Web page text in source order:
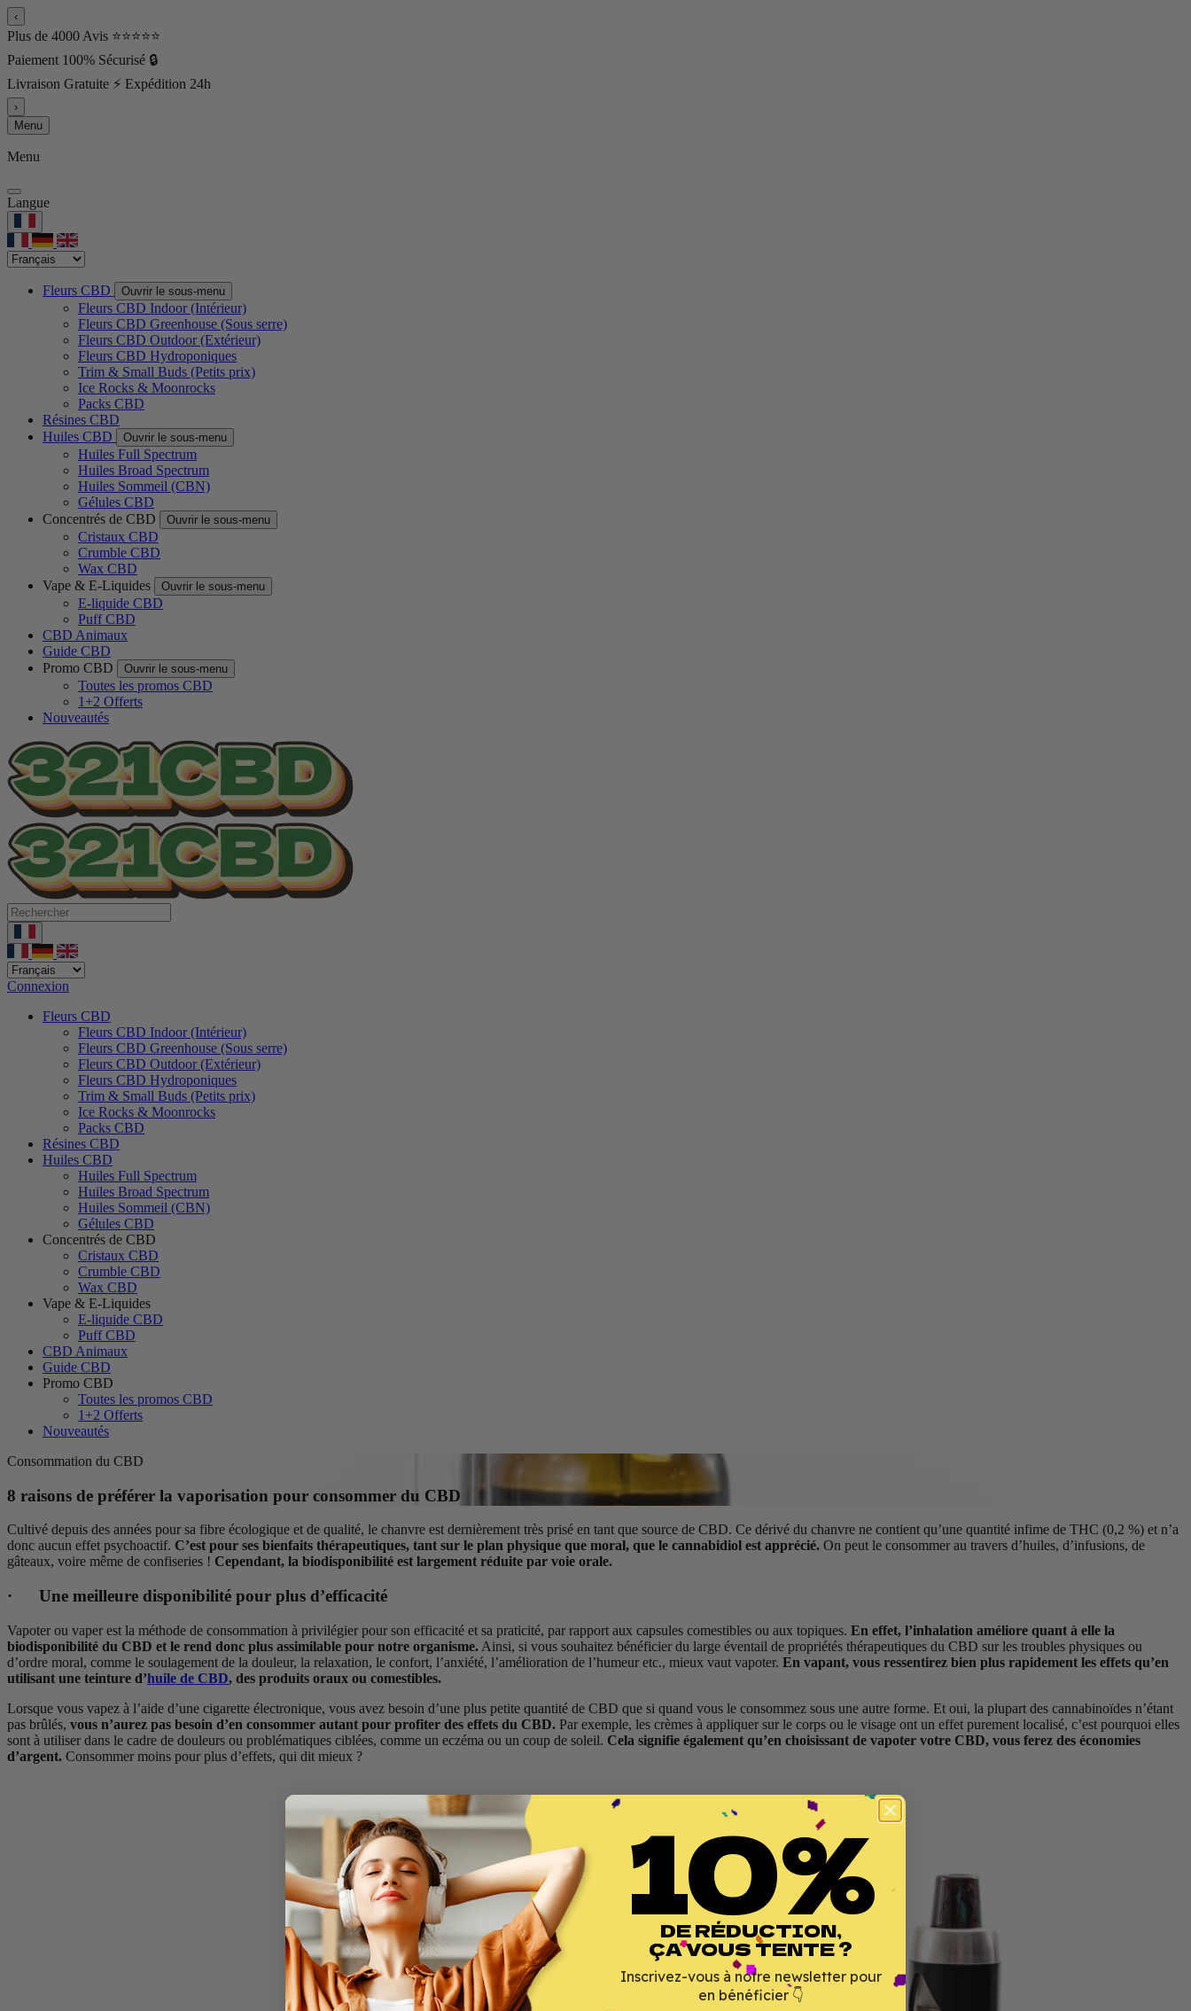
‹
Plus de 4000 Avis ⭐⭐⭐⭐⭐
Paiement 100% Sécurisé 🔒
Livraison Gratuite ⚡ Expédition 24h
›
Menu
Menu
Langue
Fleurs CBD Ouvrir le sous-menu
Fleurs CBD Indoor (Intérieur)
Fleurs CBD Greenhouse (Sous serre)
Fleurs CBD Outdoor (Extérieur)
Fleurs CBD Hydroponiques
Trim & Small Buds (Petits prix)
Ice Rocks & Moonrocks
Packs CBD
Résines CBD
Huiles CBD
Ouvrir le sous-menu
Huiles Full Spectrum
Huiles Broad Spectrum
Huiles Sommeil (CBN)
Gélules CBD
Concentrés de CBD
Ouvrir le sous-menu
Cristaux CBD
Crumble CBD
Wax CBD
Vape & E-Liquides
Ouvrir le sous-menu
E-liquide CBD
Puff CBD
CBD Animaux
Guide CBD
Promo CBD
Ouvrir le sous-menu
Toutes les promos CBD
1+2 Offerts
Nouveautés
Connexion
Fleurs CBD
Fleurs CBD Indoor (Intérieur)
Fleurs CBD Greenhouse (Sous serre)
Fleurs CBD Outdoor (Extérieur)
Fleurs CBD Hydroponiques
Trim & Small Buds (Petits prix)
Ice Rocks & Moonrocks
Packs CBD
Résines CBD
Huiles CBD
Huiles Full Spectrum
Huiles Broad Spectrum
Huiles Sommeil (CBN)
Gélules CBD
Concentrés de CBD
Cristaux CBD
Crumble CBD
Wax CBD
Vape & E-Liquides
E-liquide CBD
Puff CBD
CBD Animaux
Guide CBD
Promo CBD
Toutes les promos CBD
1+2 Offerts
Nouveautés
Consommation du CBD
8 raisons de préférer la vaporisation pour consommer du CBD
Cultivé depuis des années pour sa fibre écologique et de qualité, le chanvre est dernièrement très prisé en tant que source de CBD. Ce dérivé du chanvre ne contient qu’une quantité infime de THC (0,2 %) et n’a
donc aucun effet psychoactif. C’est pour ses bienfaits thérapeutiques, tant sur le plan physique que moral, que le cannabidiol est apprécié. On peut le consommer au travers d’huiles, d’infusions, de
gâteaux, voire même de confiseries ! Cependant, la biodisponibilité est largement réduite par voie orale.
· Une meilleure disponibilité pour plus d’efficacité
Vapoter ou vaper est la méthode de consommation à privilégier pour son efficacité et sa praticité, par rapport aux capsules comestibles ou aux topiques. En effet, l’inhalation améliore quant à elle la
biodisponibilité du CBD et le rend donc plus assimilable pour notre organisme. Ainsi, si vous souhaitez bénéficier du large éventail de propriétés thérapeutiques du CBD sur les troubles physiques ou
d’ordre moral, comme le soulagement de la douleur, la relaxation, le confort, l’anxiété, l’amélioration de l’humeur etc., mieux vaut vapoter. En vapant, vous ressentirez bien plus rapidement les effets qu’en
utilisant une teinture d’huile de CBD, des produits oraux ou comestibles.
Lorsque vous vapez à l’aide d’une cigarette électronique, vous avez besoin d’une plus petite quantité de CBD que si quand vous le consommez sous une autre forme. Et oui, la plupart des cannabinoïdes n’étant
pas brûlés, vous n’aurez pas besoin d’en consommer autant pour profiter des effets du CBD. Par exemple, les crèmes à appliquer sur le corps ou le visage ont un effet purement localisé, c’est pourquoi elles
sont à utiliser dans le cadre de douleurs ou problématiques ciblées, comme un eczéma ou un coup de soleil. Cela signifie également qu’en choisissant de vapoter votre CBD, vous ferez des économies
d’argent. Consommer moins pour plus d’effets, qui dit mieux ?
10%
DE RÉDUCTION,
ÇA VOUS TENTE ?
Inscrivez-vous à notre newsletter pour
en bénéficier 👇